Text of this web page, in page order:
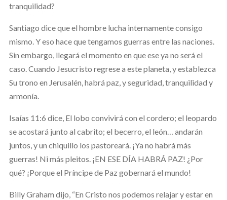
tranquilidad?
Santiago dice que el hombre lucha internamente consigo
mismo. Y eso hace que tengamos guerras entre las naciones.
Sin embargo, llegará el momento en que ese ya no será el
caso. Cuando Jesucristo regrese a este planeta, y establezca
Su trono en Jerusalén, habrá paz, y seguridad, tranquilidad y
armonía.
Isaías 11:6 dice, El lobo convivirá con el cordero; el leopardo
se acostará junto al cabrito; el becerro, el león… andarán
juntos, y un chiquillo los pastoreará. ¡Ya no habrá más
guerras! Ni más pleitos. ¡EN ESE DÍA HABRÁ PAZ! ¿Por
qué? ¡Porque el Príncipe de Paz gobernará el mundo!
Billy Graham dijo, “En Cristo nos podemos relajar y estar en